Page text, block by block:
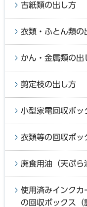
古紙類の出し方
衣類・ふとん類の
かん・金属類の出
剪定枝の出し方
小型家電回収ボッ
衣類等の回収ボッ
廃食用油（天ぷら
使用済みインクカ
の回収ボックス（